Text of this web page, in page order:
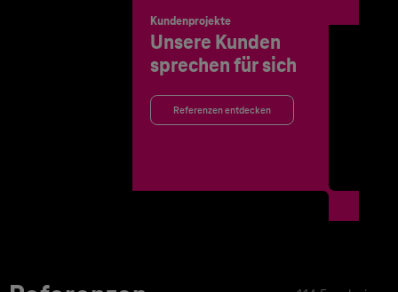
Kundenprojekte
Unsere Kunden
sprechen für sich
Referenzen entdecken